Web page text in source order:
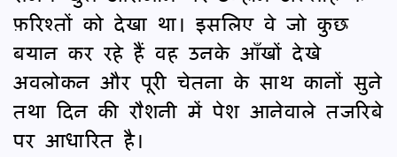
फ़रिश्तों को देखा था। इसलिए वे जो कुछ
बयान कर रहे हैं वह उनके आँखों देखे
अवलोकन और पूरी चेतना के साथ कानों सुने
तथा दिन की रौशनी में पेश आनेवाले तजरिबे
पर आधारित है।